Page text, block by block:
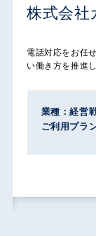
株式会社
電話対応をお任
い働き方を推進
業種：経営
ご利用プラ